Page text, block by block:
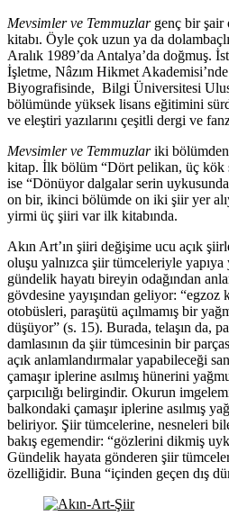
Mevsimler ve Temmuzlargenç bir şair
kitabı. Öyle çok uzun ya da
Aralık 1989’da Antalya’da doğmuş.
İşletme, Nâzım Hikmet
Biyografisinde, Bilgi Üniversitesi
bölümünde yüksek lisans eğitimini
ve eleştiri yazılarını çeşitli dergi ve
Mevsimler ve Temmuzlariki
kitap. İlk bölüm “Dört pelikan, üç kök
ise “Dönüyor dalgalar serin
on bir, ikinci bölümde on iki şiir yer
yirmi üç şiiri var ilk kitabında.
Akın Art’ın şiiri değişime ucu açık
oluşu yalnızca şiir tümceleriyle
gündelik hayatı bireyin odağından
gövdesine yayışından geliyor:
otobüsleri, paraşütü açılmamış bir
düşüyor” (s. 15). Burada, telaşın da,
damlasının da şiir tümcesinin bir
açık anlamlandırmalar yapabileceği
çamaşır iplerine asılmış hünerini
çarpıcılığı belirgindir. Okurun
balkondaki çamaşır iplerine asılmış
beliriyor. Şiir tümcelerine, nesneleri
bakış egemendir: “gözlerini dikmiş
Gündelik hayata gönderen şiir
özelliğidir. Buna “içinden geçen dış